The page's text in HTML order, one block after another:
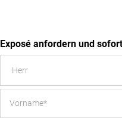
Exposé anfordern und